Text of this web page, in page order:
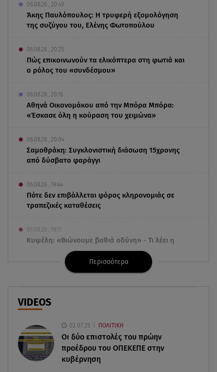
06.08.26 , 20:49
Άκης Παυλόπουλος: Η τρυφερή εξομολόγηση
της συζύγου του, Ελένης Φωτοπούλου
06.08.26 , 20:25
Πώς επικοινωνούν τα ελικόπτερα στη φωτιά και
ο ρόλος του «συνδέσμου»
06.08.26 , 20:16
Αθηνά Οικονομάκου από την Μπόρα Μπόρα:
«Έσκασε όλη η κούραση του χειμώνα»
06.08.26 , 20:04
Σαμοθράκη: Συγκλονιστική διάσωση 15χρονης
από δύσβατο φαράγγι
06.08.26 , 19:44
Πότε δεν επιβάλλεται φόρος κληρονομιάς σε
τραπεζικές καταθέσεις
06.08.26 , 19:17
Κυψέλη: «Βιώνουμε βαθιά οδύνη» - Τι λέει η
οικογένεια της Λίζα
Μπαντέρας: «Η καρδιακή προσβολή ήταν το
Συντάξεις χηρείας: Τέλος στο «ψαλίδι» μετά την
τριετία
Περισσότερα
VIDEOS
02.07.25 ΠΟΛΙΤΙΚΗ
Οι δύο επιστολές του πρώην
προέδρου του ΟΠΕΚΕΠE στην
κυβέρνηση